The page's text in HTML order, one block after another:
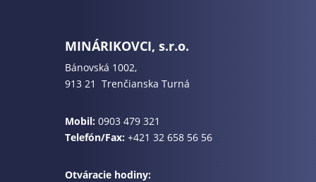
MINÁRIKOVCI, s.r.o.
Bánovská 1002,
913 21 Trenčianska Turná
Mobil: 0903 479 321
Telefón/Fax:+421 32 658 56 56
Otváracie hodiny: